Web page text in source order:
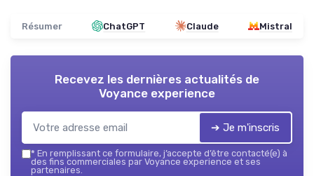
Résumer ChatGPT Claude Mistral
Recevez les dernières actualités de
Voyance experience
➔ Je m'inscris
* En remplissant ce formulaire, j’accepte d’être contacté(e) à
des fins commerciales par Voyance experience et ses
partenaires.